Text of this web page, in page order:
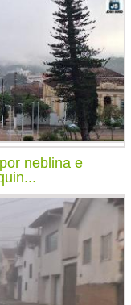
neblina e